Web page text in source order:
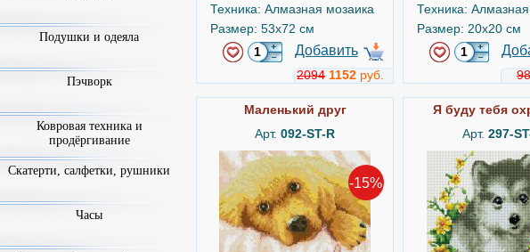
Техника: Алмазная мозаика
Размер: 53x72 см
Добавить
2094 1152 руб.
Техника:
Размер: 20x20 см
Маленький друг
Арт. 092-ST-R
-15%
Я буду тебя
Арт. 297-
Подушки и одеяла
Пэчворк
Ковровая техника и
продёргивание
Скатерти, салфетки, рушники
Часы